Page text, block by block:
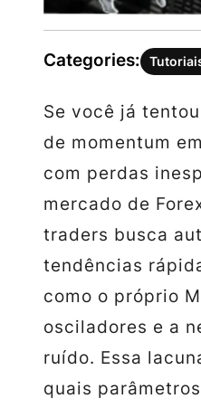
Categories:
Se você já
de momentum
com perdas
mercado de
traders busca
tendências
como o próprio
osciladores e a
ruído. Essa
quais